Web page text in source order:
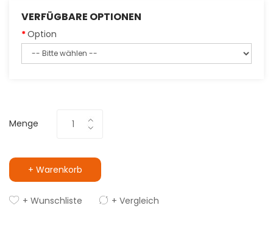
VERFÜGBARE OPTIONEN
Option
Menge
+ Warenkorb
+ Wunschliste + Vergleich